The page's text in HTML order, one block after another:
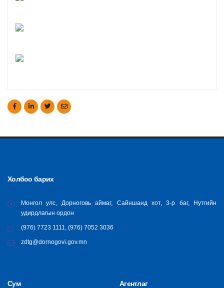
Холбоо барих
Монгол улс, Дорноговь аймаг, Сайншанд хот, 3-р баг, Нутгийн
удирдлагын ордон
(976) 7723 1111, (976) 7052 3036
zdtg@dornogovi.gov.mn
Сум Агентлаг